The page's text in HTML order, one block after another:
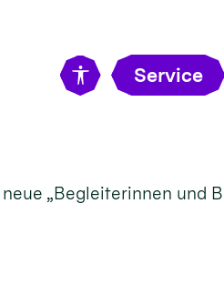
Service
„Begleiterinnen und